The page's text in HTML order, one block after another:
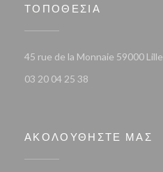
ΤΟΠΟΘΕΣΊΑ
45 rue de la Monnaie 59000 Lille
03 20 04 25 38
ΑΚΟΛΟΥΘΉΣΤΕ ΜΑΣ